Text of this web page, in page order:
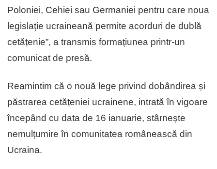
Poloniei, Cehiei sau Germaniei pentru care noua
legislație ucraineană permite acorduri de dublă
cetățenie”, a transmis formațiunea printr-un
comunicat de presă.
Reamintim că o nouă lege privind dobândirea și
păstrarea cetățeniei ucrainene, intrată în vigoare
începând cu data de 16 ianuarie, stârnește
nemulțumire în comunitatea românească din
Ucraina.